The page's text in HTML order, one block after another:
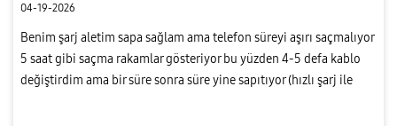
04-19-2026
Benim şarj aletim sapa sağlam ama telefon süreyi aşırı saçmalıyor
5 saat gibi saçma rakamlar gösteriyor bu yüzden 4-5 defa kablo
değiştirdim ama bir süre sonra süre yine sapıtıyor (hızlı şarj ile